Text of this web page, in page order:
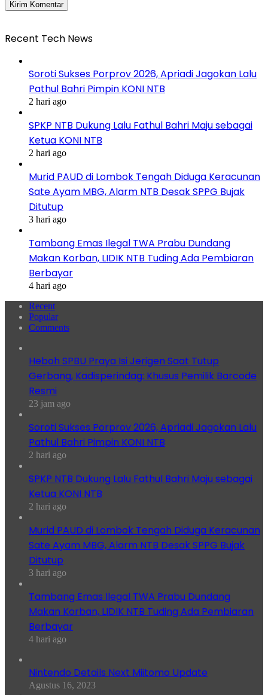
Recent Tech News
Soroti Sukses Porprov 2026, Apriadi Jagokan Lalu
Pathul Bahri Pimpin KONI NTB
2 hari ago
SPKP NTB Dukung Lalu Fathul Bahri Maju sebagai
Ketua KONI NTB
2 hari ago
Murid PAUD di Lombok Tengah Diduga Keracunan
Sate Ayam MBG, Alarm NTB Desak SPPG Bujak
Ditutup
3 hari ago
Tambang Emas Ilegal TWA Prabu Dundang
Makan Korban, LIDIK NTB Tuding Ada Pembiaran
Berbayar
4 hari ago
Recent
Popular
Comments
Heboh SPBU Praya Isi Jerigen Saat Tutup
Gerbang, Kadisperindag: Khusus Pemilik Barcode
Resmi
23 jam ago
Soroti Sukses Porprov 2026, Apriadi Jagokan Lalu
Pathul Bahri Pimpin KONI NTB
2 hari ago
SPKP NTB Dukung Lalu Fathul Bahri Maju sebagai
Ketua KONI NTB
2 hari ago
Murid PAUD di Lombok Tengah Diduga Keracunan
Sate Ayam MBG, Alarm NTB Desak SPPG Bujak
Ditutup
3 hari ago
Tambang Emas Ilegal TWA Prabu Dundang
Makan Korban, LIDIK NTB Tuding Ada Pembiaran
Berbayar
4 hari ago
Nintendo Details Next Miitomo Update
Agustus 16, 2023